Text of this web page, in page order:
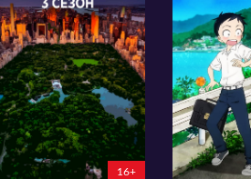
8896
29 15
16+
21